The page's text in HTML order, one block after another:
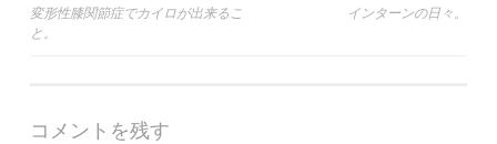
投
稿
変形性膝関節症でカイロが出来るこ
と。
インターンの日々。
コメントを残す